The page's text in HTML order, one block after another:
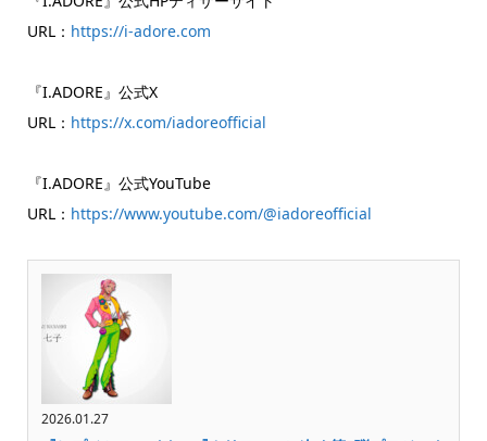
URL： https://i-adore.com
『I.ADORE』公式X
URL： https://x.com/iadoreofficial
『I.ADORE』公式YouTube
URL： https://www.youtube.com/@iadoreofficial
2026.01.27